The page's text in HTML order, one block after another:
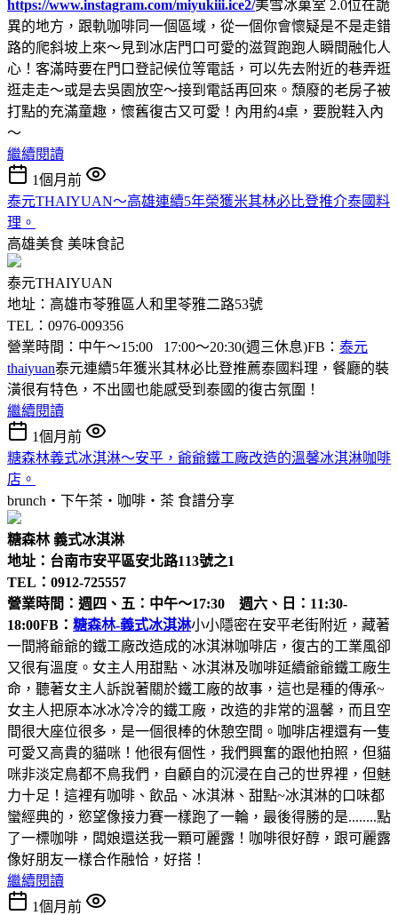
https://www.instagram.com/miyukiii.ice2/美雪冰菓室 2.0位在詭
異的地方，跟軌咖啡同一個區域，從一個你會懷疑是不是走錯
路的爬斜坡上來～見到冰店門口可愛的滋賀跑跑人瞬間融化人
心！客滿時要在門口登記候位等電話，可以先去附近的巷弄逛
逛走走～或是去吳園放空～接到電話再回來。頹廢的老房子被
打點的充滿童趣，懷舊復古又可愛！內用約4桌，要脫鞋入內
～
繼續閱讀
1個月前
泰元THAIYUAN～高雄連續5年榮獲米其林必比登推介泰國料
理。
高雄美食 美味食記
泰元THAIYUAN
地址：高雄市苓雅區人和里苓雅二路53號
TEL：0976-009356
營業時間：中午～15:00 17:00～20:30(週三休息)FB： 泰元
thaiyuan泰元連續5年獲米其林必比登推薦泰國料理，餐廳的裝
潢很有特色，不出國也能感受到泰國的復古氛圍！
繼續閱讀
1個月前
糖森林義式冰淇淋～安平，爺爺鐵工廠改造的溫馨冰淇淋咖啡
店。
brunch‧下午茶‧咖啡‧茶 食譜分享
糖森林 義式冰淇淋
地址：台南市安平區安北路113號之1
TEL：0912-725557
營業時間：週四、五：中午～17:30 週六、日：11:30-
18:00FB： 糖森林-義式冰淇淋小小隱密在安平老街附近，藏著
一間將爺爺的鐵工廠改造成的冰淇淋咖啡店，復古的工業風卻
又很有溫度。女主人用甜點、冰淇淋及咖啡延續爺爺鐵工廠生
命，聽著女主人訴說著關於鐵工廠的故事，這也是種的傳承~
女主人把原本冰冰冷冷的鐵工廠，改造的非常的溫馨，而且空
間很大座位很多，是一個很棒的休憩空間。咖啡店裡還有一隻
可愛又高貴的貓咪！他很有個性，我們興奮的跟他拍照，但貓
咪非淡定鳥都不鳥我們，自顧自的沉浸在自己的世界裡，但魅
力十足！這裡有咖啡、飲品、冰淇淋、甜點~冰淇淋的口味都
蠻經典的，慾望像接力賽一樣跑了一輪，最後得勝的是........點
了一標咖啡，闆娘還送我一顆可麗露！咖啡很好醇，跟可麗露
像好朋友一樣合作融恰，好搭！
繼續閱讀
1個月前